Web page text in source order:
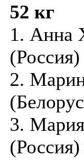
52 кг
1.
(Россия)
2.
3.